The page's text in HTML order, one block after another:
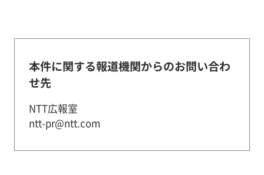
本件に関する報道機関からのお問い合わ
せ先
NTT広報室
ntt-pr@ntt.com